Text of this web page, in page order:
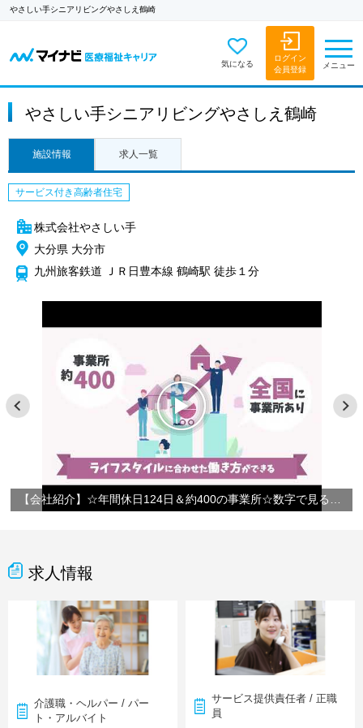
やさしい手シニアリビングやさしえ鶴崎
気になる
ログイン
会員登録
メニュー
やさしい手シニアリビングやさしえ鶴崎
施設情報 求人一覧
サービス付き高齢者住宅
株式会社やさしい手
大分県 大分市
九州旅客鉄道 ＪＲ日豊本線 鶴崎駅 徒歩１分
求人情報
介護職・ヘルパー / パー
ト・アルバイト
サービス提供責任者 / 正職
員